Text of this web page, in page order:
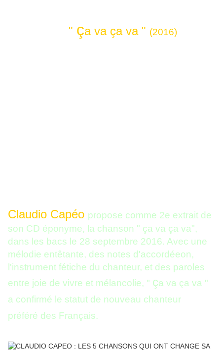
" ça va ça va " (2016)
Claudio Capéo propose comme 2e extrait de
son CD éponyme, la chanson " ça va ça va",
dans les bacs le 28 septembre 2016. Avec une
mélodie entêtante, des notes d'accordéeon,
l'instrument fétiche du chanteur, et des paroles
entre joie de vivre et mélancolie, " ça va ça va "
a confirmé le statut de nouveau chanteur
préféré des Français.